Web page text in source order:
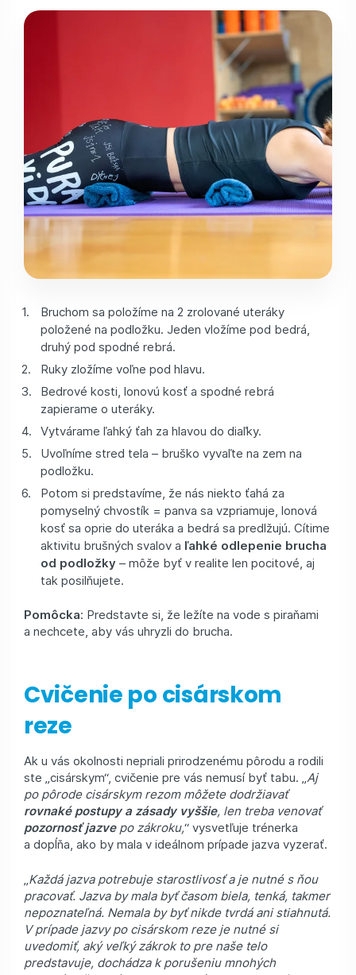
Bruchom sa položíme na 2 zrolované uteráky
položené na podložku. Jeden vložíme pod bedrá,
druhý pod spodné rebrá.
Ruky zložíme voľne pod hlavu.
Bedrové kosti, lonovú kosť a spodné rebrá
zapierame o uteráky.
Vytvárame ľahký ťah za hlavou do diaľky.
Uvoľníme stred tela – bruško vyvaľte na zem na
podložku.
Potom si predstavíme, že nás niekto ťahá za
pomyselný chvostík = panva sa vzpriamuje, lonová
kosť sa oprie do uteráka a bedrá sa predlžujú. Cítime
aktivitu brušných svalov a ľahké odlepenie brucha
od podložky – môže byť v realite len pocitové, aj
tak posilňujete.
Pomôcka: Predstavte si, že ležíte na vode s piraňami
a nechcete, aby vás uhryzli do brucha.
Cvičenie po cisárskom
reze
Ak u vás okolnosti nepriali prirodzenému pôrodu a rodili
ste „cisárskym“, cvičenie pre vás nemusí byť tabu. „Aj
po pôrode cisárskym rezom môžete dodržiavať
rovnaké postupy a zásady vyššie, len treba venovať
pozornosť jazve po zákroku,“ vysvetľuje trénerka
a dopĺňa, ako by mala v ideálnom prípade jazva vyzerať.
Každá jazva potrebuje starostlivosť a je nutné s ňou
pracovať. Jazva by mala byť časom biela, tenká, takmer
nepoznateľná. Nemala by byť nikde tvrdá ani stiahnutá.
V prípade jazvy po cisárskom reze je nutné si
uvedomiť, aký veľký zákrok to pre naše telo
predstavuje, dochádza k porušeniu mnohých